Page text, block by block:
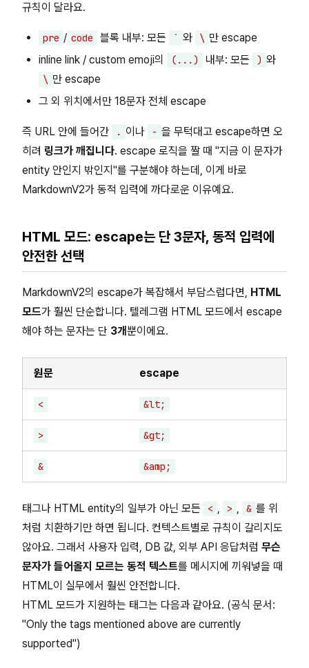
규칙이 달라요.
pre / code 블록 내부: 모든 ` 와 \ 만 escape
inline link / custom emoji의
(...) 내부: 모든 ) 와
\ 만 escape
그 외 위치에서만 18문자 전체 escape
즉 URL 안에 들어간 . 이나 - 을 무턱대고 escape하면 오
히려 링크가 깨집니다. escape 로직을 짤 때 "지금 이 문자가
entity 안인지 밖인지"를 구분해야 하는데, 이게 바로
MarkdownV2가 동적 입력에 까다로운 이유예요.
HTML 모드: escape는 단 3문자, 동적 입력에
안전한 선택
MarkdownV2의 escape가 복잡해서 부담스럽다면, HTML
모드가 훨씬 단순합니다. 텔레그램 HTML 모드에서 escape
해야 하는 문자는 단 3개뿐이에요.
원문 escape
< &lt;
> &gt;
& &amp;
태그나 HTML entity의 일부가 아닌 모든 < , > , & 를 위
처럼 치환하기만 하면 됩니다. 컨텍스트별로 규칙이 갈리지도
않아요. 그래서 사용자 입력, DB 값, 외부 API 응답처럼 무슨
문자가 들어올지 모르는 동적 텍스트를 메시지에 끼워넣을 때
HTML이 실무에서 훨씬 안전합니다.
HTML 모드가 지원하는 태그는 다음과 같아요. (공식 문서:
"Only the tags mentioned above are currently
supported")